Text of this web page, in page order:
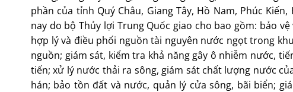
phần của tỉnh Quý Châu, Giang Tây, Hồ Nam, Phúc
nay do bộ Thủy lợi Trung Quốc giao cho bao gồm: bảo
hợp lý và điều phối nguồn tài nguyên nước ngọt trong
nguồn; giám sát, kiểm tra khả năng gây ô nhiễm nước,
tiến; xử lý nước thải ra sông, giám sát chất lượng nước
hán; bảo tồn đất và nước, quản lý cửa sông, bãi biển;